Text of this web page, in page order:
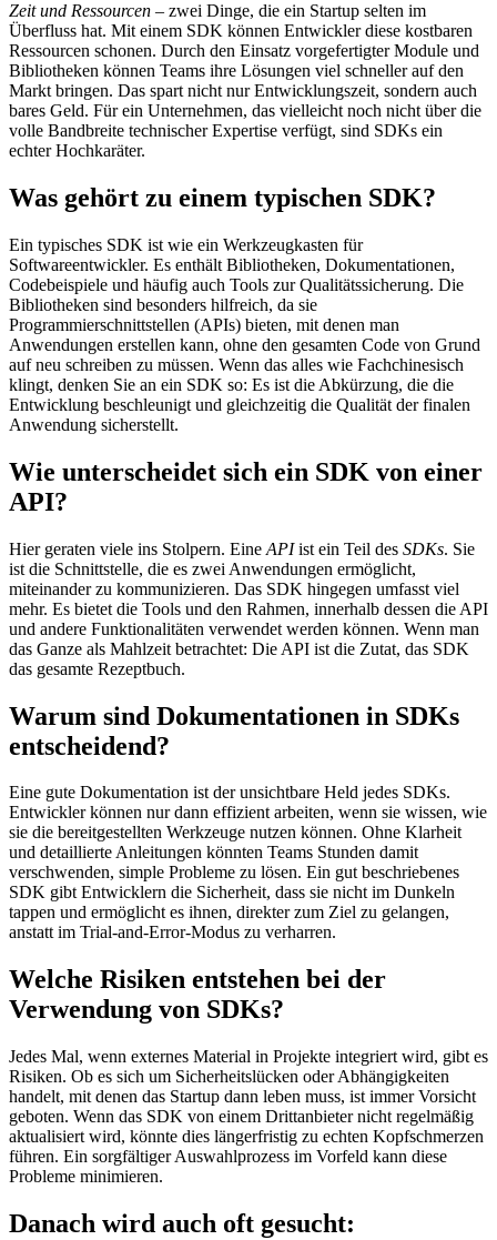
Zeit und Ressourcen – zwei Dinge, die ein Startup selten im
Überfluss hat. Mit einem SDK können Entwickler diese kostbaren
Ressourcen schonen. Durch den Einsatz vorgefertigter Module und
Bibliotheken können Teams ihre Lösungen viel schneller auf den
Markt bringen. Das spart nicht nur Entwicklungszeit, sondern auch
bares Geld. Für ein Unternehmen, das vielleicht noch nicht über die
volle Bandbreite technischer Expertise verfügt, sind SDKs ein
echter Hochkaräter.
Was gehört zu einem typischen SDK?
Ein typisches SDK ist wie ein Werkzeugkasten für
Softwareentwickler. Es enthält Bibliotheken, Dokumentationen,
Codebeispiele und häufig auch Tools zur Qualitätssicherung. Die
Bibliotheken sind besonders hilfreich, da sie
Programmierschnittstellen (APIs) bieten, mit denen man
Anwendungen erstellen kann, ohne den gesamten Code von Grund
auf neu schreiben zu müssen. Wenn das alles wie Fachchinesisch
klingt, denken Sie an ein SDK so: Es ist die Abkürzung, die die
Entwicklung beschleunigt und gleichzeitig die Qualität der finalen
Anwendung sicherstellt.
Wie unterscheidet sich ein SDK von einer
API?
Hier geraten viele ins Stolpern. Eine APIist ein Teil des SDKs. Sie
ist die Schnittstelle, die es zwei Anwendungen ermöglicht,
miteinander zu kommunizieren. Das SDK hingegen umfasst viel
mehr. Es bietet die Tools und den Rahmen, innerhalb dessen die API
und andere Funktionalitäten verwendet werden können. Wenn man
das Ganze als Mahlzeit betrachtet: Die API ist die Zutat, das SDK
das gesamte Rezeptbuch.
Warum sind Dokumentationen in SDKs
entscheidend?
Eine gute Dokumentation ist der unsichtbare Held jedes SDKs.
Entwickler können nur dann effizient arbeiten, wenn sie wissen, wie
sie die bereitgestellten Werkzeuge nutzen können. Ohne Klarheit
und detaillierte Anleitungen könnten Teams Stunden damit
verschwenden, simple Probleme zu lösen. Ein gut beschriebenes
SDK gibt Entwicklern die Sicherheit, dass sie nicht im Dunkeln
tappen und ermöglicht es ihnen, direkter zum Ziel zu gelangen,
anstatt im Trial-and-Error-Modus zu verharren.
Welche Risiken entstehen bei der
Verwendung von SDKs?
Jedes Mal, wenn externes Material in Projekte integriert wird, gibt es
Risiken. Ob es sich um Sicherheitslücken oder Abhängigkeiten
handelt, mit denen das Startup dann leben muss, ist immer Vorsicht
geboten. Wenn das SDK von einem Drittanbieter nicht regelmäßig
aktualisiert wird, könnte dies längerfristig zu echten Kopfschmerzen
führen. Ein sorgfältiger Auswahlprozess im Vorfeld kann diese
Probleme minimieren.
Danach wird auch oft gesucht: